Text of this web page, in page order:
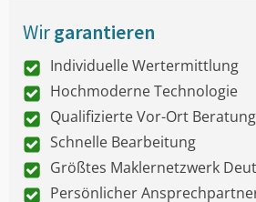
Wirgarantieren
Individuelle Wertermittlung
Hochmoderne Technologie
Qualifizierte Vor-Ort Beratung
Schnelle Bearbeitung
Größtes Maklernetzwerk
Persönlicher